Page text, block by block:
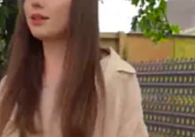
та Віра Папроцькі